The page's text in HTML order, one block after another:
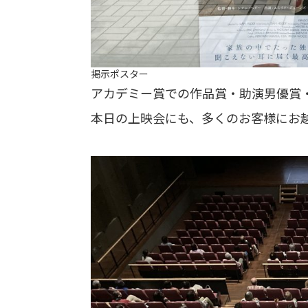
掲示ポスター
アカデミー賞での作品賞・助演男優
本日の上映会にも、多くのお客様にお